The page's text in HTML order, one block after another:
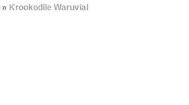
» Krookodile Waruvial